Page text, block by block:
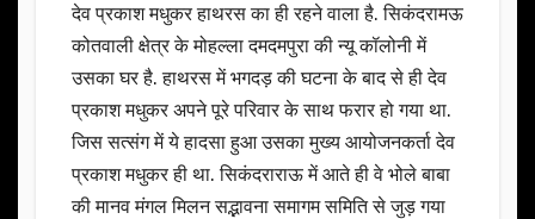
देव प्रकाश मधुकर हाथरस का ही रहने वाला है. सिकंदरामऊ
कोतवाली क्षेत्र के मोहल्ला दमदमपुरा की न्यू कॉलोनी में
उसका घर है. हाथरस में भगदड़ की घटना के बाद से ही देव
प्रकाश मधुकर अपने पूरे परिवार के साथ फरार हो गया था.
जिस सत्संग में ये हादसा हुआ उसका मुख्य आयोजनकर्ता देव
प्रकाश मधुकर ही था. सिकंदराराऊ में आते ही वे भोले बाबा
की मानव मंगल मिलन सद्भावना समागम समिति से जुड़ गया